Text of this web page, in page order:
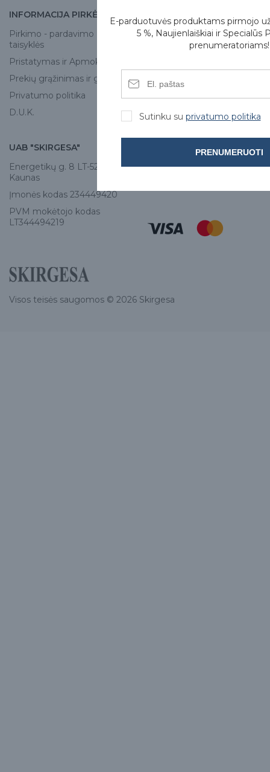
INFORMACIJA PIRKĖJUI
Pirkimo - pardavimo
taisyklės
Pristatymas ir Apmokėjimas
Prekių grąžinimas ir garantija
Privatumo politika
D.U.K.
Apie mus
Skirgesa parduotuvės
Kontaktai
UAB "SKIRGESA"
Energetikų g. 8 LT-52461,
Kaunas
Įmonės kodas 234449420
PVM mokėtojo kodas
LT344494219
KONTAKTAI
Tel:+370 671 77528
Visos teisės saugomos © 2026 Skirgesa
E-parduotuvės produktams pirmojo
5 %, Naujienlaiškiai ir Specialūs
prenumeratoriams!
Sutinku su privatumo politika
PRENUMERUOTI